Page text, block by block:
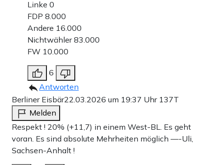
Linke 0
FDP 8.000
Andere 16.000
Nichtwähler 83.000
FW 10.000
6
Antworten
Berliner Eisbär22.03.2026 um 19:37 Uhr 137T
Melden
Respekt ! 20% (+11,7) in einem West-BL. Es geht
voran. Es sind absolute Mehrheiten möglich —-Uli,
Sachsen-Anhalt !